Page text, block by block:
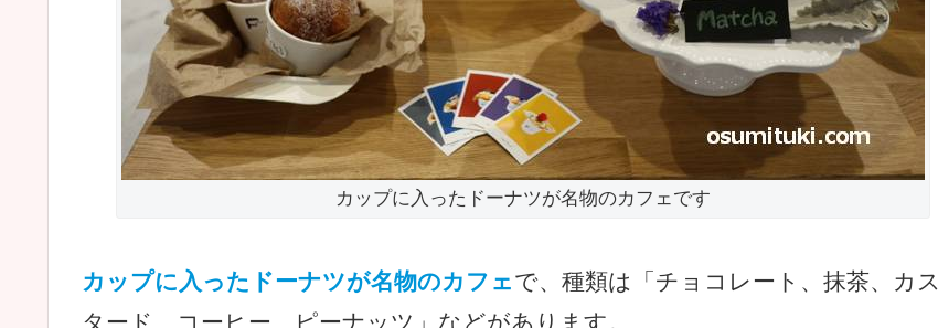
カップに入ったドーナツが名物のカフェです
カップに入ったドーナツが名物のカフェで、種類は「チョコレート、抹茶、カス
タード、コーヒー、ピーナッツ」などがあります。